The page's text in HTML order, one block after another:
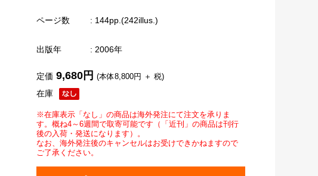
ページ数 : 144pp.(242illus.)
出版年 : 2006年
在庫
定価 9,680円 (本体8,800円 ＋ 税)
※在庫表示「なし」の商品は海外発注にて注文を承りま
す。概ね4～6週間で取寄可能です（「近刊」の商品は刊行
後の入荷・発送になります）。
なお、海外発注後のキャンセルはお受けできかねますので
ご了承ください。